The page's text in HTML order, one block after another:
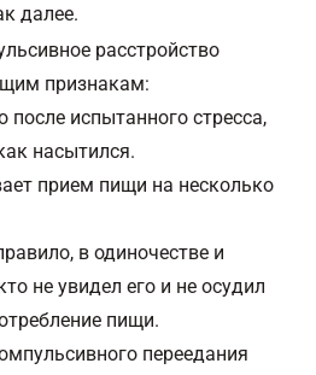
далее.
расстройство
признакам:
после испытанного стресса,
насытился.
прием пищи на несколько
в одиночестве и
не увидел его и не осудил
пищи.
переедания